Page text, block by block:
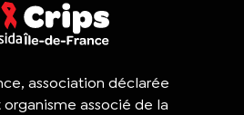
association déclarée
associé de la